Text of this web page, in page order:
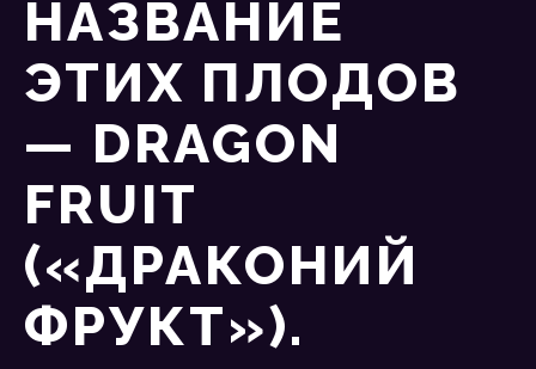
НАЗВАНИЕ
ЭТИХ ПЛОДОВ
— DRAGON
FRUIT
(«ДРАКОНИЙ
ФРУКТ»).